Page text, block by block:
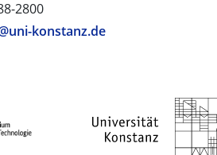
2800
konstanz.de